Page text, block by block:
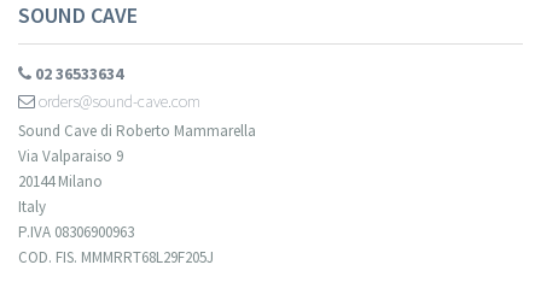
SOUND CAVE
02 36533634
orders@sound-cave.com
Sound Cave di Roberto Mammarella
Via Valparaiso 9
20144 Milano
Italy
P.IVA 08306900963
COD. FIS. MMMRRT68L29F205J